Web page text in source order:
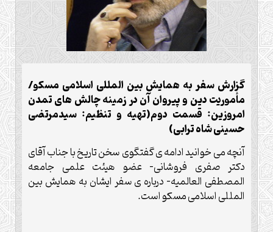
گزارش سفر به همایش بین المللی اسلامی مسکو/
مأموریت دین و پیروان آن در زمینه چالش های تمدن
امروزین: قسمت دوم(تهیه و تنظیم: سیدمرتضی
حسینی شاه ترابی)
آنچه می خوانید ادامه ی گفتگوی سخن تاریخ با جناب آقای
دکتر صفری فروشانی- عضو هیئت علمی جامعه
المصطفی العالمیه- درباره ی سفر ایشان به همایش بین
المللی اسلامی مسکو است.